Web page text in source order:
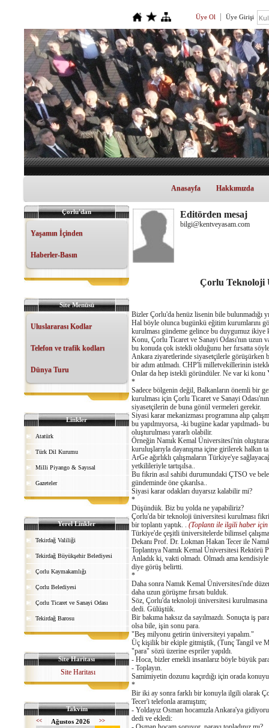
Üye Ol Üye Girişi
Anasayfa Hakkımızda
Çorlu'dan
Yaşamın İçinden
Haberler-Basın
Site Menüsü
Uluslararası Kodlar
Telefon ve trafik kodları
Dünya Turu
Linkler
Atatürk
Türk Dil Kurumu
Milli Piyango & Sayısal
Gazeteler
Yerel Linkler
Tekirdağ Valiliği
Tekirdağ Büyükşehir Belediyesi
Çorlu Kaymakamlığı
Çorlu Belediyesi
Çorlu Ticaret ve Sanayi Odası
Tekirdağ Barosu
Site Haritası
Site Haritası
Takvim
<< Ağustos 2026 >>
Editörden mesaj
bilgi@kentveyasam.com
Çorlu Teknoloji
Bizler Çorlu'da henüz lisenin bile bulunmadığı
Hal böyle olunca bugünkü eğitim kurumlarını
kurulması gündeme gelince bu duygumuz ikiye
Konu, Çorlu Ticaret ve Sanayi Odası'nın uzun
bu konuda çok istekli olduğunu her fırsatta
Ankara ziyaretlerinde siyasetçilerle
bir adım atılmadı. CHP'li milletvekillerinin
Onlar da hep istekli göründüler. Ne var ki konu
*
Sadece bölgenin değil, Balkanların önemli bir
kurulması için Çorlu Ticaret ve Sanayi
siyasetçilerin de buna gönül vermeleri gerekir.
Siyasi karar mekanizması programına alıp
bu yapılmıyorsa, -ki bugüne kadar yapılmadı-
oluşturulması yararlı olabilir.
Örneğin Namık Kemal Üniversitesi'nin
kuruluşlarıyla dayanışma içine girilerek halkın
ArGe ağırlıklı çalışmaların Türkiye'ye
yetkilileriyle tartışılsa..
Bu fikrin asıl sahibi durumundaki ÇTSO ve
gündeminde öne çıkarılsa..
Siyasi karar odakları duyarsız kalabilir mi?
*
Düşündük. Biz bu yolda ne yapabiliriz?
Çorlu'da bir teknoloji üniversitesi kurulması
bir toplantı yaptık. . (Toplantı ile ilgili haber için
Türkiye'de çeşitli üniversitelerde bilimsel
Dekanı Prof. Dr. Lokman Hakan Tecer ile
Toplantıya Namık Kemal Üniversitesi Rektörü
Anladık ki, vakti olmadı. Olmadı ama
diye görüş belirtti.
*
Daha sonra Namık Kemal Üniversitesi'nde
daha uzun görüşme fırsatı bulduk.
Söz, Çorlu'da teknoloji üniversitesi
dedi. Gülüştük.
Bir bakıma haksız da sayılmazdı. Sonuçta iş
olsa bile, işin sonu para.
"Beş milyonu getirin üniversiteyi yapalım."
Üç kişilik bir ekiple gitmiştik, (Tunç Tangil ve
"para" sözü üzerine espriler yapıldı.
- Hoca, bizler emekli insanlarız böyle büyük
- Toplayın.
Samimiyetin dozunu kaçırdığı için orada
*
Bir iki ay sonra farklı bir konuyla ilgili olarak
Tecer'i telefonla aramıştım;
- Yoldayız Osman hocamızla Ankara'ya
dedi ve ekledi: